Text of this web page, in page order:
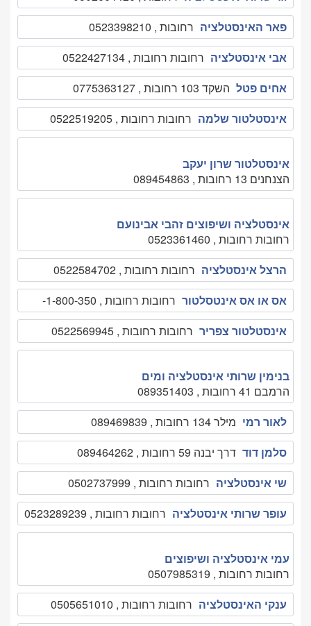
פאר האינסטלציה רחובות , 0523398210
אבי אינסטלציה רחובות רחובות , 0522427134
אחים פטל השקד 103 רחובות , 0775363127
אינסטלטור שלמה רחובות רחובות , 0522519205
אינסטלטור שרון יעקב
הצנחנים 13 רחובות , 089454863
אינסטלציה ושיפוצים זהבי אבינועם
רחובות רחובות , 0523361460
הרצל אינסטלציה רחובות רחובות , 0522584702
אס או אס אינטסלטור רחובות רחובות , 1-800-350-
אינסטלטור צפריר רחובות רחובות , 0522569945
בנימין שרותי אינסטלציה ומים
הרמבם 41 רחובות , 089351403
לאור רמי מילר 134 רחובות , 089469839
סלמן דוד דרך יבנה 59 רחובות , 089464262
שי אינסטלציה רחובות רחובות , 0502737999
עופר שרותי אינסטלציה רחובות רחובות , 0523289239
עמי אינסטלציה ושיפוצים
רחובות רחובות , 0507985319
ענקי האינסטלציה רחובות רחובות , 0505651010